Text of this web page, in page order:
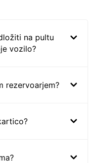
na pultu
vozilo?
rezervoarjem?